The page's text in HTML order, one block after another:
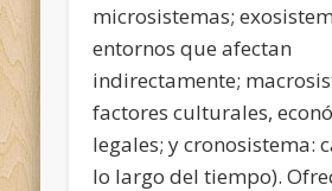
microsistemas;
entornos que afectan
indirectamente;
factores culturales,
legales; y cronosistema:
lo largo del tiempo).